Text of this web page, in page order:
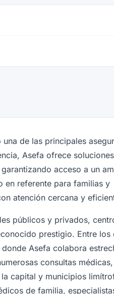
de las principales
Asefa ofrece
acceso a un
en referente para familias y
atención cercana y
públicos y privados,
prestigio. Entre los
Asefa colabora
consultas médicas,
capital y municipios
de familia,